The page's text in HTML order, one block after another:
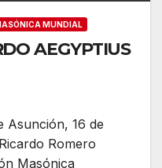
MUNDIAL
AEGYPTIUS
Asunción, 16 de
Romero
Masónica